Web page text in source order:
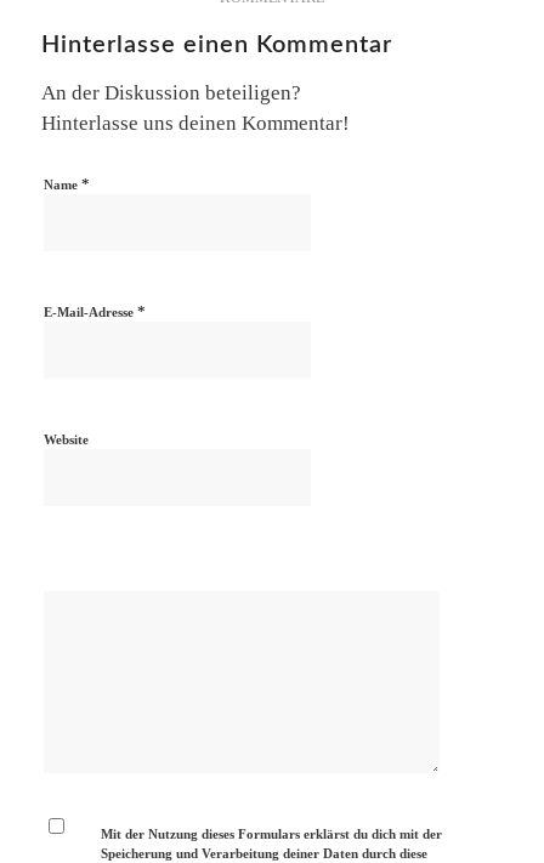
Hinterlasse einen Kommentar
An der Diskussion beteiligen?
Hinterlasse uns deinen Kommentar!
Name *
E-Mail-Adresse *
Website
Mit der Nutzung dieses Formulars erklärst du dich mit der
Speicherung und Verarbeitung deiner Daten durch diese